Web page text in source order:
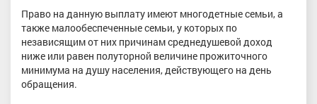
Право на данную выплату имеют многодетные семьи, а
также малообеспеченные семьи, у которых по
независящим от них причинам среднедушевой доход
ниже или равен полуторной величине прожиточного
минимума на душу населения, действующего на день
обращения.